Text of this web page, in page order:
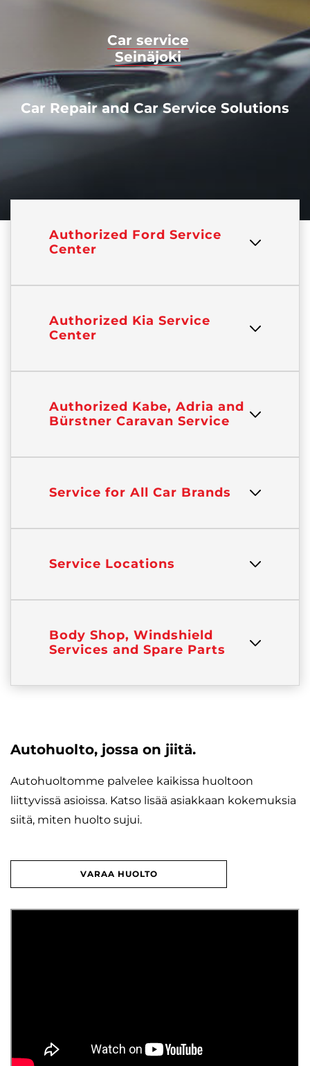
Car service
Seinäjoki
Car Repair and Car Service Solutions
Authorized Ford Service
Center
Authorized Kia Service
Center
Authorized Kabe, Adria and
Bürstner Caravan Service
Service for All Car Brands
Service Locations
Body Shop, Windshield
Services and Spare Parts
Autohuolto, jossa on jiitä.
Autohuoltomme palvelee kaikissa huoltoon
liittyvissä asioissa. Katso lisää asiakkaan kokemuksia
siitä, miten huolto sujui.
VARAA HUOLTO